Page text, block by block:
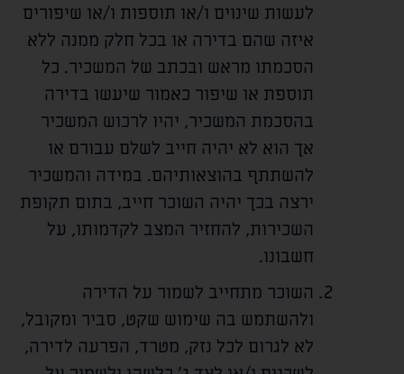
לעשות שינוים ו/או תוספות ו/או שיפורים
איזה שהם בדירה או בכל חלק ממנה ללא
הסכמתו מראש ובכתב של המשכיר. כל
תוספת או שיפור כאמור שיעשו בדירה
בהסכמת המשכיר, יהיו לרכוש המשכיר
אך הוא לא יהיה חייב לשלם עבורם או
להשתתף בהוצאותיהם. במידה והמשכיר
ירצה בכך יהיה השוכר חייב, בתום תקופת
השכירות, להחזיר המצב לקדמותו, על
חשבונו.
השוכר מתחייב לשמור על הדירה
ולהשתמש בה שימוש שקט, סביר ומקובל,
לא לגרום לכל נזק, מטרד, הפרעה לדירה,